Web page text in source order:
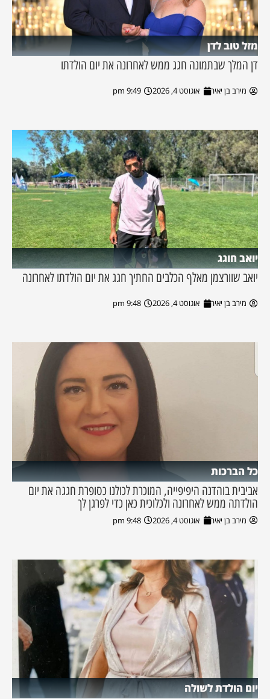
מזל טוב לדן
דן המלך שבתמונה חגג ממש לאחרונה את יום הולדתו
מירב בן יאיר אוגוסט 4, 2026 9:49 pm
יואב חוגג
יואב שוורצמן מאלף הכלבים החתיך חגג את יום הולדתו לאחרונה
מירב בן יאיר אוגוסט 4, 2026 9:48 pm
כל הברכות
אביבית בוהדנה היפיפייה, המוכרת לכולנו כסופרת חגגה את יום
הולדתה ממש לאחרונה ולכלוכית כאן כדי לפרגן לך
מירב בן יאיר אוגוסט 4, 2026 9:48 pm
יום הולדת לשולה